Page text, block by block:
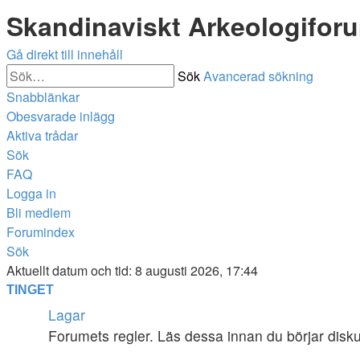
Skandinaviskt
Gå direkt till innehåll
SökAvancerad sökning
Snabblänkar
Obesvarade inlägg
Aktiva trådar
Sök
FAQ
Logga in
Bli medlem
Forumindex
Sök
Aktuellt datum och tid: 8 augusti 2026, 17:44
TINGET
Lagar
Forumets regler. Läs dessa innan du börjar